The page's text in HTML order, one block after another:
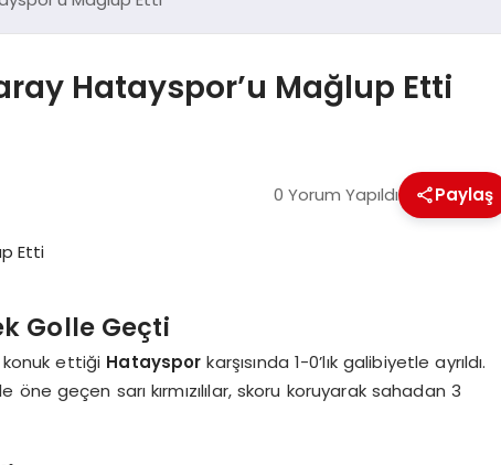
Hatayspor’u Mağlup Etti
0 Yorum Yapıldı Paylaş
Golle Geçti
konuk ettiği Hatayspor karşısında 1-0’lık galibiyetle ayrıldı.
öne geçen sarı kırmızılılar, skoru koruyarak sahadan 3